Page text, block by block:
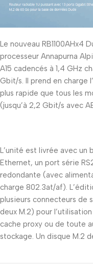
Le nouveau RB1100AHx4
processeur Annapurna
A15 cadencés à 1,4 GHz
Gbit/s. Il prend en charge
plus rapide que tous les
(jusqu’à 2,2 Gbit/s avec
L’unité est livrée avec un
Ethernet, un port série
redondante (avec
charge 802.3at/af).
plusieurs connecteurs de
deux M.2) pour
cache proxy ou de toute
stockage. Un disque M.2